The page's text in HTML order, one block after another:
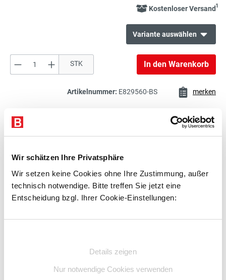
Wir schätzen Ihre Privatsphäre
Wir setzen keine Cookies ohne Ihre Zustimmung, außer
technisch notwendige. Bitte treffen Sie jetzt eine
Entscheidung bzgl. Ihrer Cookie-Einstellungen:
Details zeigen
Nur notwendige Cookies verwenden
Kostenloser Versand1
Variante auswählen
132,00 €*
157,08 € inkl. MwSt.
Aufpreis für Lackierung in RAL-
Standardfarben (außer Leuchtfarben)
740,00 €*
exkl. 140,60 € MwSt.
Materialcontainer, Isolierter
Lagercontainer
6.058,00 €*
exkl. 1.151,02 € MwSt.
Produkt Anzahl: Gib den gewünschten
STK In den Warenkorb
Artikelnummer: E829560-BS merken
Beschreibung
Beratung